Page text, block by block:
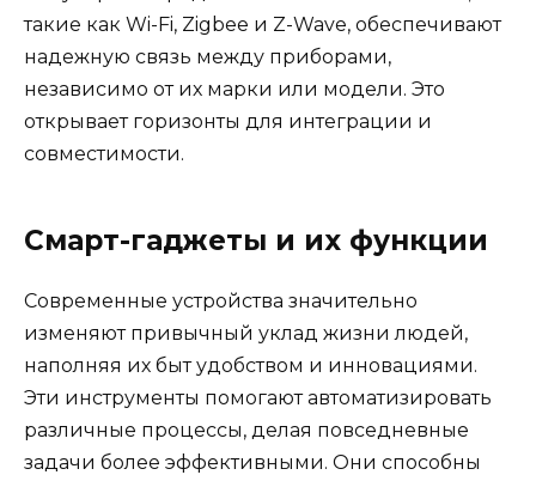
такие как Wi-Fi, Zigbee и Z-Wave, обеспечивают
надежную связь между приборами,
независимо от их марки или модели. Это
открывает горизонты для интеграции и
совместимости.
Смарт-гаджеты и их функции
Современные устройства значительно
изменяют привычный уклад жизни людей,
наполняя их быт удобством и инновациями.
Эти инструменты помогают автоматизировать
различные процессы, делая повседневные
задачи более эффективными. Они способны